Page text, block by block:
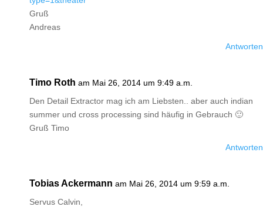
Gruß
Andreas
Antworten
Timo Roth am Mai 26, 2014 um 9:49 a.m.
Den Detail Extractor mag ich am Liebsten.. aber auch indian
summer und cross processing sind häufig in Gebrauch 🙂
Gruß Timo
Antworten
Tobias Ackermann am Mai 26, 2014 um 9:59 a.m.
Servus Calvin,